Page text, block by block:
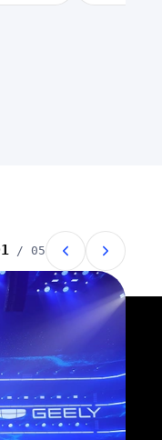
/ 05